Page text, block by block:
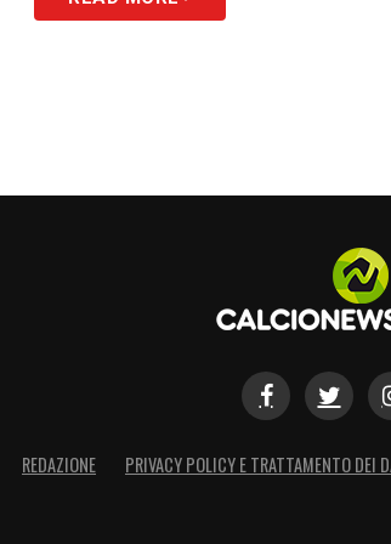
REDAZIONE PRIVACY POLICY E TRATTAMENTO DEI